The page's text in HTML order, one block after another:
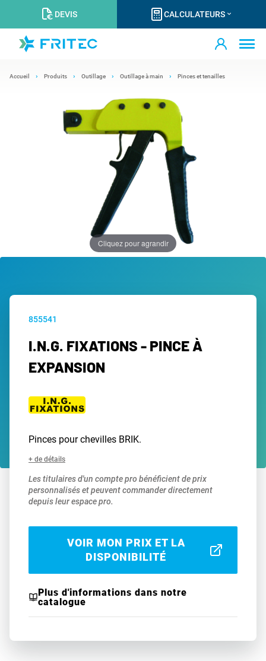
DEVIS CALCULATEURS
Accueil Produits Outillage Outillage à main Pinces et tenailles
Cliquez pour agrandir
855541
I.N.G. FIXATIONS - PINCE À
EXPANSION
Pinces pour chevilles BRIK.
+ de détails
Les titulaires d'un compte pro bénéficient de prix
personnalisés et peuvent commander directement
depuis leur espace pro.
VOIR MON PRIX ET LA
DISPONIBILITÉ
Plus d'informations dans notre
catalogue